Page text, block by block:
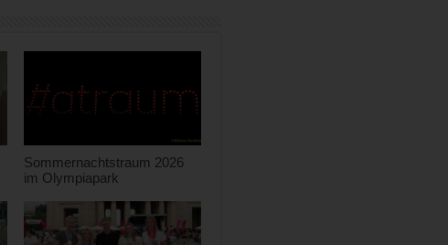
Sommernachtstraum 2026
im Olympiapark